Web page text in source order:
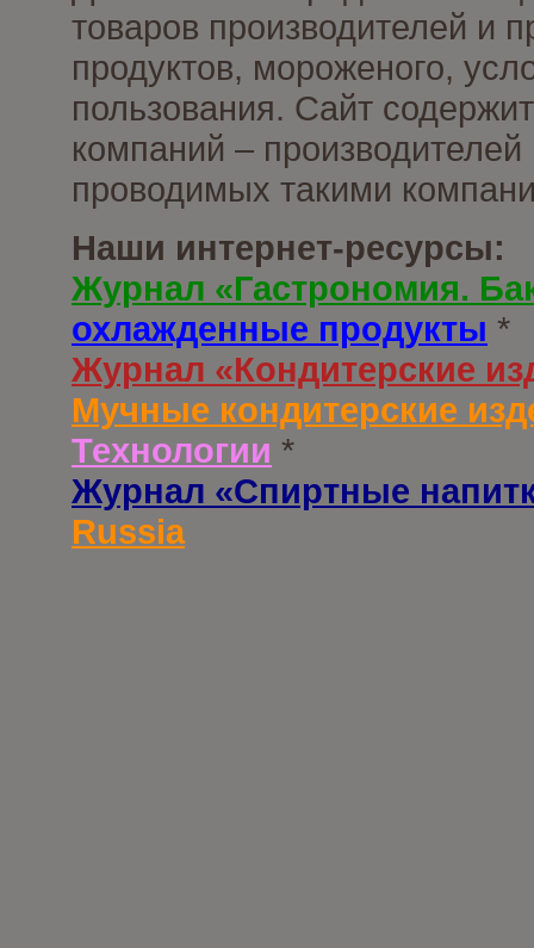
товаров производителей и
продуктов, мороженого,
пользования. Сайт
компаний –
проводимых такими
Наши интернет-ресурсы:
Журнал «Гастрономия.
охлажденные продукты *
Журнал «Кондитерские
Мучные кондитерские
Технологии *
Журнал «Спиртные
Russia